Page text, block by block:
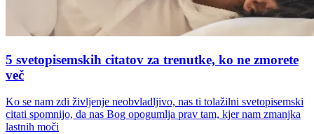
5 svetopisemskih citatov za trenutke, ko ne zmorete
več
Ko se nam zdi življenje neobvladljivo, nas ti tolažilni svetopisemski
citati spomnijo, da nas Bog opogumlja prav tam, kjer nam zmanjka
lastnih moči